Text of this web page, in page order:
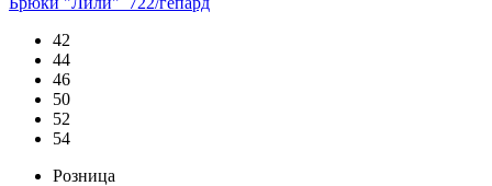
42
44
46
50
52
54
Розница